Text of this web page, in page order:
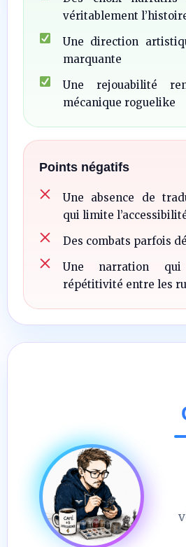
véritablement
Une direction
marquante
Une rejouabilité
mécanique roguelike
Points négatifs
Une absence de
qui limite
Des combats parfois
Une narration
répétitivité entre les